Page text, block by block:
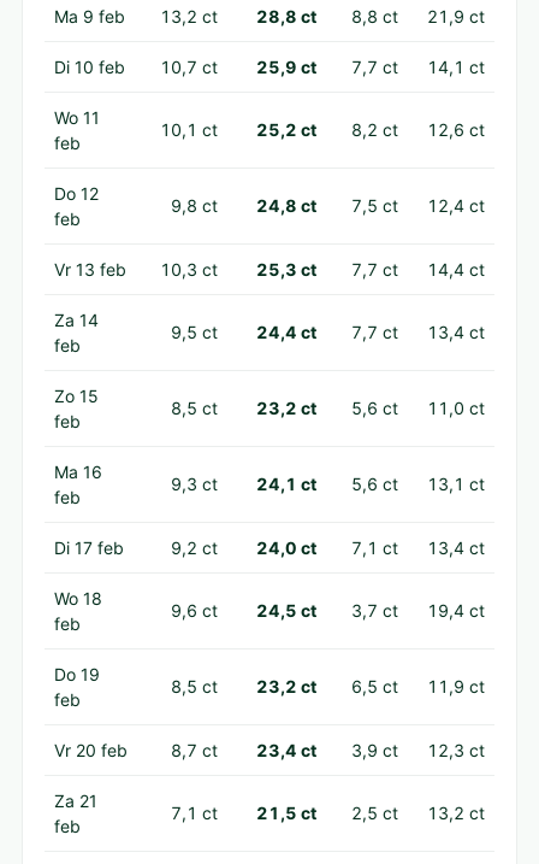
Ma 9 feb 13,2 ct 28,8 ct 8,8 ct 21,9 ct
Di 10 feb 10,7 ct 25,9 ct 7,7 ct 14,1 ct
Wo 11
feb
10,1 ct 25,2 ct 8,2 ct 12,6 ct
Do 12
feb
9,8 ct 24,8 ct 7,5 ct 12,4 ct
Vr 13 feb 10,3 ct 25,3 ct 7,7 ct 14,4 ct
Za 14
feb
9,5 ct 24,4 ct 7,7 ct 13,4 ct
Zo 15
feb
8,5 ct 23,2 ct 5,6 ct 11,0 ct
Ma 16
feb
9,3 ct 24,1 ct 5,6 ct 13,1 ct
Di 17 feb 9,2 ct 24,0 ct 7,1 ct 13,4 ct
Wo 18
feb
9,6 ct 24,5 ct 3,7 ct 19,4 ct
Do 19
feb
8,5 ct 23,2 ct 6,5 ct 11,9 ct
Vr 20 feb 8,7 ct 23,4 ct 3,9 ct 12,3 ct
Za 21
feb
7,1 ct 21,5 ct 2,5 ct 13,2 ct